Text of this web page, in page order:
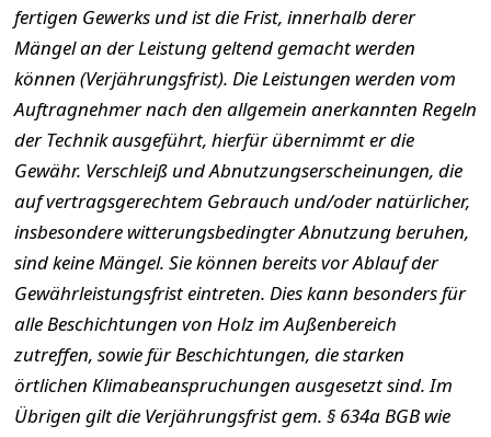
fertigen Gewerks und ist die Frist, innerhalb derer
Mängel an der Leistung geltend gemacht werden
können (Verjährungsfrist). Die Leistungen werden vom
Auftragnehmer nach den allgemein anerkannten Regeln
der Technik ausgeführt, hierfür übernimmt er die
Gewähr. Verschleiß und Abnutzungserscheinungen, die
auf vertragsgerechtem Gebrauch und/oder natürlicher,
insbesondere witterungsbedingter Abnutzung beruhen,
sind keine Mängel. Sie können bereits vor Ablauf der
Gewährleistungsfrist eintreten. Dies kann besonders für
alle Beschichtungen von Holz im Außenbereich
zutreffen, sowie für Beschichtungen, die starken
örtlichen Klimabeanspruchungen ausgesetzt sind. Im
Übrigen gilt die Verjährungsfrist gem. § 634a BGB wie